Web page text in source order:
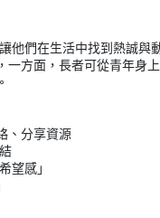
他們在生活中找到熱誠
一方面，長者可從青年身
、分享資源
望感」